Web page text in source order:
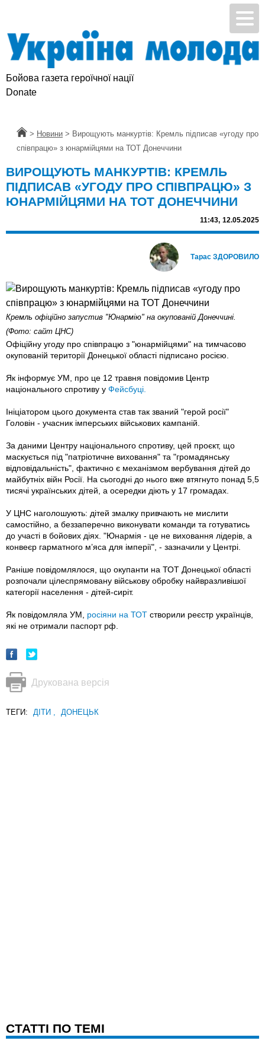
Бойова газета героїчної нації
Donate
Головна
> Новини > Вирощують манкуртів: Кремль підписав «угоду про
співпрацю» з юнармійцями на ТОТ Донеччини
ВИРОЩУЮТЬ МАНКУРТІВ: КРЕМЛЬ
ПІДПИСАВ «УГОДУ ПРО СПІВПРАЦЮ» З
ЮНАРМІЙЦЯМИ НА ТОТ ДОНЕЧЧИНИ
11:43, 12.05.2025
Тарас ЗДОРОВИЛО
Кремль офіційно запустив "Юнармію" на окупованій Донеччині.
(Фото: сайт ЦНС)
Офіційну угоду про співпрацю з "юнармійцями" на тимчасово
окупованій території Донецької області підписано росією.
Як інформує УМ, про це 12 травня повідомив Центр
національного спротиву у Фейсбуці.
Ініціатором цього документа став так званий "герой росії"
Головін - учасник імперських військових кампаній.
За даними Центру національного спротиву, цей проєкт, що
маскується під "патріотичне виховання" та "громадянську
відповідальність", фактично є механізмом вербування дітей до
майбутніх війн Росії. На сьогодні до нього вже втягнуто понад 5,5
тисячі українських дітей, а осередки діють у 17 громадах.
У ЦНС наголошують: дітей змалку привчають не мислити
самостійно, а беззаперечно виконувати команди та готуватись
до участі в бойових діях. "Юнармія - це не виховання лідерів, а
конвеєр гарматного м’яса для імперії", - зазначили у Центрі.
Раніше повідомлялося, що окупанти на ТОТ Донецької області
розпочали цілеспрямовану військову обробку найвразливішої
категорії населення - дітей-сиріт.
Як повідомляла УМ, росіяни на ТОТ створили реєстр українців,
які не отримали паспорт рф.
Друкована версія
ТЕГИ: ДІТИ , ДОНЕЦЬК
CТАТТІ ПО ТЕМІ